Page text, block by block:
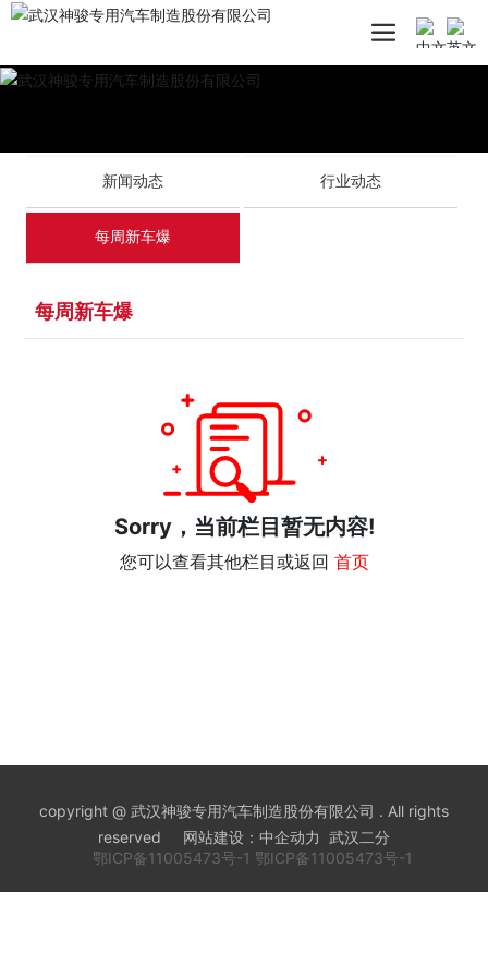
新闻动态 行业动态
每周新车爆
每周新车爆
Sorry，当前栏目暂无内容!
您可以查看其他栏目或返回 首页
copyright @ 武汉神骏专用汽车制造股份有限公司 . All rights
reserved 网站建设：中企动力 武汉二分
鄂ICP备11005473号-1 鄂ICP备11005473号-1